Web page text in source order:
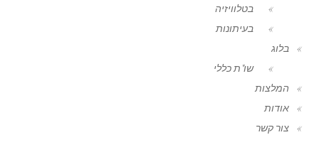
בטלוויזיה
בעיתונות
בלוג
שו"ת כללי
המלצות
אודות
צור קשר